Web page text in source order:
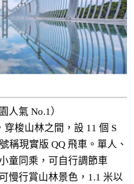
人氣 No.1）
梭山林之間，設 11 個 S
稱現實版 QQ 飛車。單人、
童同乘，可自行調節車
慢行賞山林景色，1.1 米以